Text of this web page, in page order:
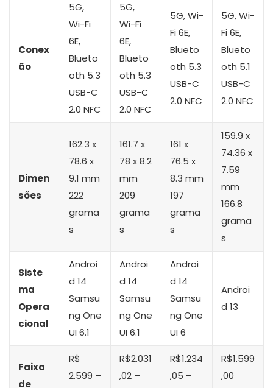
Conex
ão
5G,
Wi-Fi
6E,
Blueto
oth 5.3
USB-C
2.0 NFC
5G,
Wi-Fi
6E,
Blueto
oth 5.3
USB-C
2.0 NFC
5G, Wi-
Fi 6E,
Blueto
oth 5.3
USB-C
2.0 NFC
5G, Wi-
Fi 6E,
Blueto
oth 5.1
USB-C
2.0 NFC
Dimen
sões
162.3 x
78.6 x
9.1 mm
222
grama
s
161.7 x
78 x 8.2
mm
209
grama
s
161 x
76.5 x
8.3 mm
197
grama
s
159.9 x
74.36 x
7.59
mm
166.8
grama
s
Siste
ma
Opera
cional
Androi
d 14
Samsu
ng One
UI 6.1
Androi
d 14
Samsu
ng One
UI 6.1
Androi
d 14
Samsu
ng One
UI 6
Androi
d 13
Faixa
de
R$
2.599 –
R$2.031
,02 –
R$1.234
,05 –
R$1.599
,00